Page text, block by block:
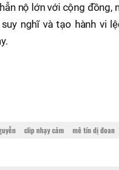
nộ lớn với cộng
nghĩ và tạo hành vi
clip nhạy cảm mê tín dị đoan